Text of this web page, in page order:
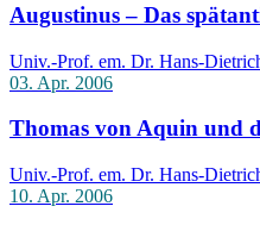
Augustinus – Das
Univ.-Prof. em. Dr. Hans-
03. Apr. 2006
Thomas von Aquin und
Univ.-Prof. em. Dr. Hans-
10. Apr. 2006